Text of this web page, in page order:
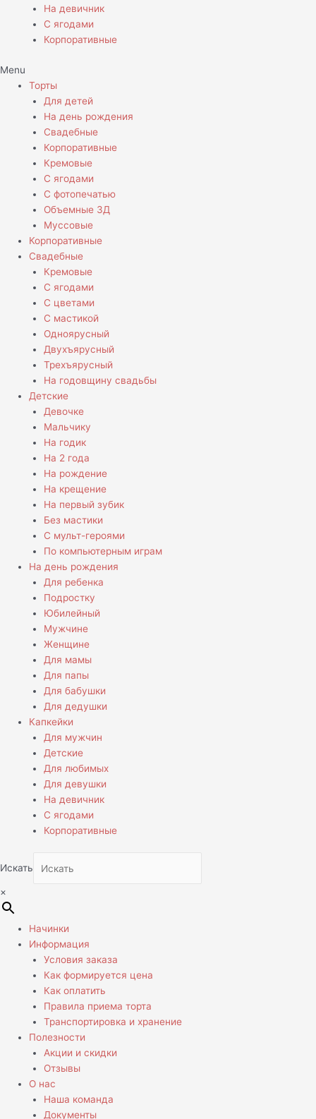
На девичник
С ягодами
Корпоративные
Menu
Торты
Для детей
На день рождения
Свадебные
Корпоративные
Кремовые
С ягодами
С фотопечатью
Объемные 3Д
Муссовые
Корпоративные
Свадебные
Кремовые
С ягодами
С цветами
С мастикой
Одноярусный
Двухъярусный
Трехъярусный
На годовщину свадьбы
Детские
Девочке
Мальчику
На годик
На 2 года
На рождение
На крещение
На первый зубик
Без мастики
С мульт-героями
По компьютерным играм
На день рождения
Для ребенка
Подростку
Юбилейный
Мужчине
Женщине
Для мамы
Для папы
Для бабушки
Для дедушки
Капкейки
Для мужчин
Детские
Для любимых
Для девушки
На девичник
С ягодами
Корпоративные
Искать
×
Начинки
Информация
Условия заказа
Как формируется цена
Как оплатить
Правила приема торта
Транспортировка и хранение
Полезности
Акции и скидки
Отзывы
О нас
Наша команда
Документы